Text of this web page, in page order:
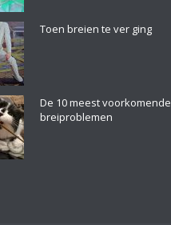
Toen breien te ver ging
De 10 meest voorkomende
breiproblemen